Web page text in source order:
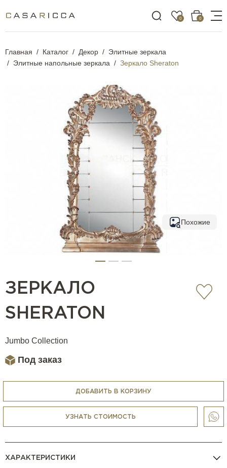
0 0
Главная Каталог Декор
Элитные зеркала
Элитные напольные зеркала
Зеркало Sheraton
Похожие
ЗЕРКАЛО
SHERATON
Jumbo Collection
Под заказ
ДОБАВИТЬ В КОРЗИНУ
УЗНАТЬ СТОИМОСТЬ
ХАРАКТЕРИСТИКИ